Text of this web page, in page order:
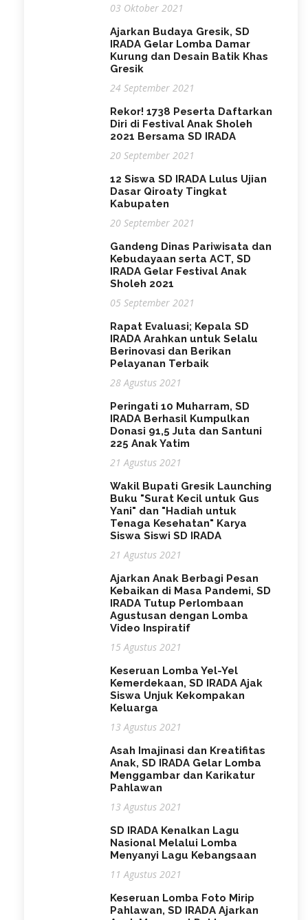
03 Oktober 2021
Ajarkan Budaya Gresik, SD
IRADA Gelar Lomba Damar
Kurung dan Desain Batik Khas
Gresik
24 September 2021
Rekor! 1738 Peserta Daftarkan
Diri di Festival Anak Sholeh
2021 Bersama SD IRADA
20 September 2021
12 Siswa SD IRADA Lulus Ujian
Dasar Qiroaty Tingkat
Kabupaten
20 September 2021
Gandeng Dinas Pariwisata dan
Kebudayaan serta ACT, SD
IRADA Gelar Festival Anak
Sholeh 2021
05 September 2021
Rapat Evaluasi; Kepala SD
IRADA Arahkan untuk Selalu
Berinovasi dan Berikan
Pelayanan Terbaik
28 Agustus 2021
Peringati 10 Muharram, SD
IRADA Berhasil Kumpulkan
Donasi 91,5 Juta dan Santuni
225 Anak Yatim
21 Agustus 2021
Wakil Bupati Gresik Launching
Buku "Surat Kecil untuk Gus
Yani" dan "Hadiah untuk
Tenaga Kesehatan" Karya
Siswa Siswi SD IRADA
21 Agustus 2021
Ajarkan Anak Berbagi Pesan
Kebaikan di Masa Pandemi, SD
IRADA Tutup Perlombaan
Agustusan dengan Lomba
Video Inspiratif
15 Agustus 2021
Keseruan Lomba Yel-Yel
Kemerdekaan, SD IRADA Ajak
Siswa Unjuk Kekompakan
Keluarga
13 Agustus 2021
Asah Imajinasi dan Kreatifitas
Anak, SD IRADA Gelar Lomba
Menggambar dan Karikatur
Pahlawan
13 Agustus 2021
SD IRADA Kenalkan Lagu
Nasional Melalui Lomba
Menyanyi Lagu Kebangsaan
11 Agustus 2021
Keseruan Lomba Foto Mirip
Pahlawan, SD IRADA Ajarkan